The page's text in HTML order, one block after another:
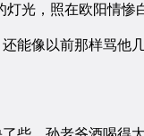
光，照在欧阳情惨
能像以前那样骂他